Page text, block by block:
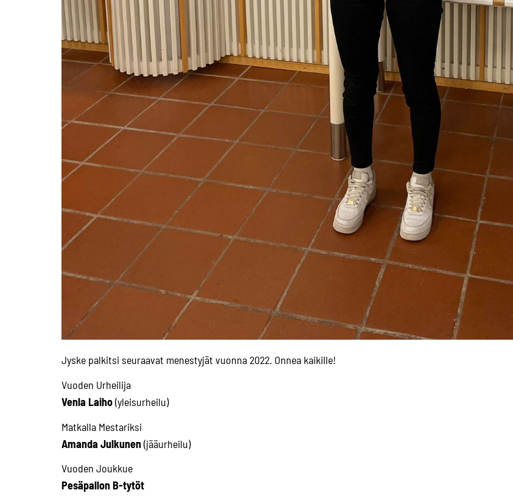
Jyske palkitsi seuraavat menestyjät vuonna 2022. Onnea kaikille!
Vuoden Urheilija
Venla Laiho(yleisurheilu)
Matkalla Mestariksi
Amanda Julkunen(jääurheilu)
Vuoden Joukkue
Pesäpallon B-tytöt